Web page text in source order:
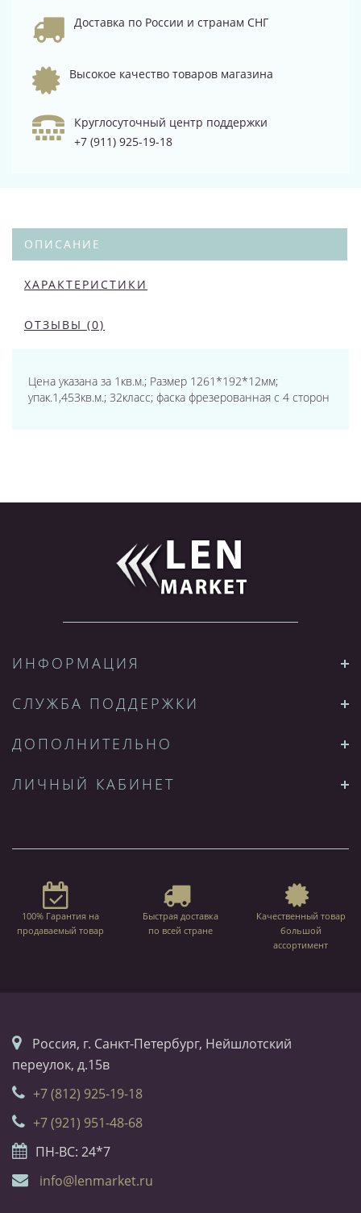
Доставка по России и странам СНГ
Высокое качество товаров магазина
Круглосуточный центр поддержки
+7 (911) 925-19-18
ОПИСАНИЕ
ХАРАКТЕРИСТИКИ
ОТЗЫВЫ (0)
Цена указана за 1кв.м.; Размер 1261*192*12мм;
упак.1,453кв.м.; 32класс; фаска фрезерованная с 4 сторон
ИНФОРМАЦИЯ
СЛУЖБА ПОДДЕРЖКИ
ДОПОЛНИТЕЛЬНО
ЛИЧНЫЙ КАБИНЕТ
100% Гарантия на
продаваемый товар
Быстрая доставка
по всей стране
Качественный товар
большой
ассортимент
Россия, г. Санкт-Петербург, Нейшлотский
переулок, д.15в
+7 (812) 925-19-18
+7 (921) 951-48-68
ПН-ВС: 24*7
info@lenmarket.ru